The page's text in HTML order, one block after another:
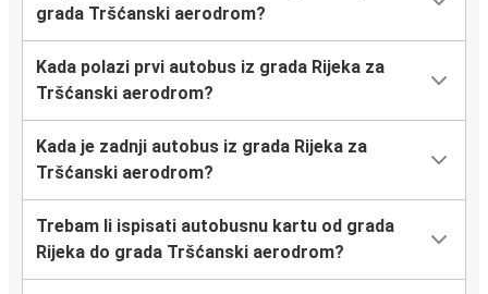
grada Tršćanski aerodrom?
Kada polazi prvi autobus iz grada Rijeka za
Tršćanski aerodrom?
Kada je zadnji autobus iz grada Rijeka za
Tršćanski aerodrom?
Trebam li ispisati autobusnu kartu od grada
Rijeka do grada Tršćanski aerodrom?